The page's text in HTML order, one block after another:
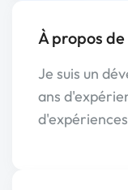
À propos de
Je suis un
ans